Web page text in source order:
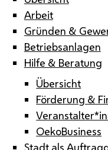
Arbeit
Gründen &
Betriebsanlagen
Hilfe & Beratung
Übersicht
Förderung &
OekoBusiness
Stadt als